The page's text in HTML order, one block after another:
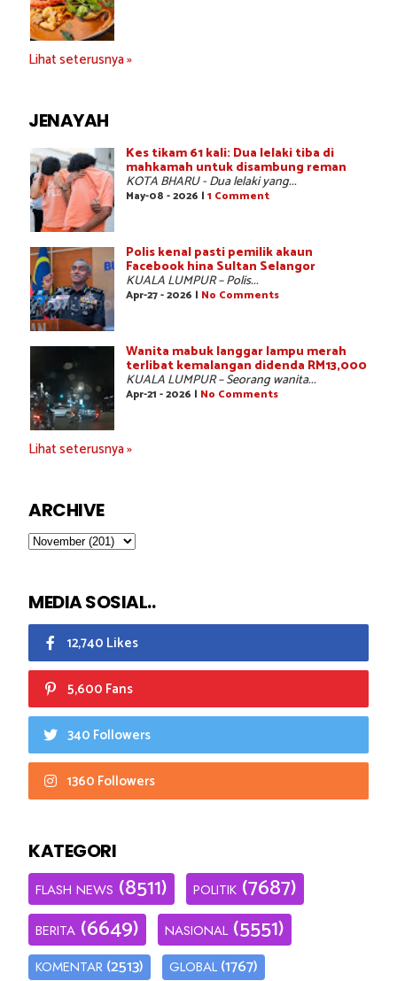
Lihat seterusnya »
JENAYAH
Kes tikam 61 kali: Dua lelaki tiba di
mahkamah untuk disambung reman
KOTA BHARU - Dua lelaki yang...
May-08 - 2026 | 1 Comment
Polis kenal pasti pemilik akaun
Facebook hina Sultan Selangor
KUALA LUMPUR – Polis...
Apr-27 - 2026 | No Comments
Wanita mabuk langgar lampu merah
terlibat kemalangan didenda RM13,000
KUALA LUMPUR – Seorang wanita...
Apr-21 - 2026 | No Comments
Lihat seterusnya »
ARCHIVE
MEDIA SOSIAL..
12,740 Likes
5,600 Fans
340 Followers
1360 Followers
KATEGORI
FLASH NEWS (8511) POLITIK (7687)
BERITA (6649) NASIONAL (5551)
KOMENTAR (2513) GLOBAL (1767)